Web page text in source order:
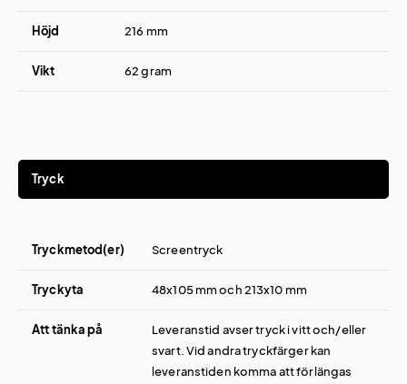
Höjd 216 mm
Vikt 62 gram
Tryck
Tryckmetod(er) Screentryck
Tryckyta 48x105 mm och 213x10 mm
Att tänka på
Leveranstid avser tryck i vitt och/eller
svart. Vid andra tryckfärger kan
leveranstiden komma att förlängas